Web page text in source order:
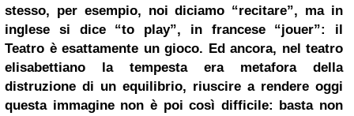
stesso, per esempio, noi diciamo “recitare”, ma in
inglese si dice “to play”, in francese “jouer”: il
Teatro è esattamente un gioco. Ed ancora, nel teatro
elisabettiano la tempesta era metafora della
distruzione di un equilibrio, riuscire a rendere oggi
questa immagine non è poi così difficile: basta non